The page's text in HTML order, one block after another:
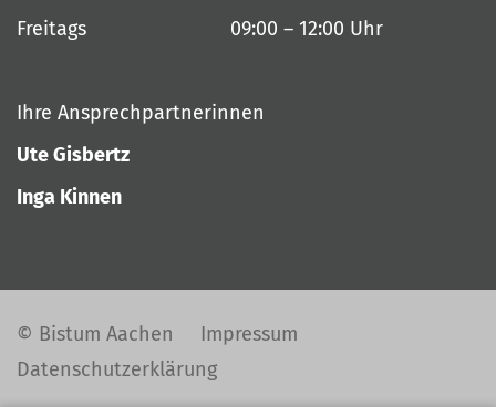
Freitags 09:00 – 12:00 Uhr
Ihre Ansprechpartnerinnen
Ute Gisbertz
Inga Kinnen
© Bistum Aachen
Impressum
Datenschutzerklärung